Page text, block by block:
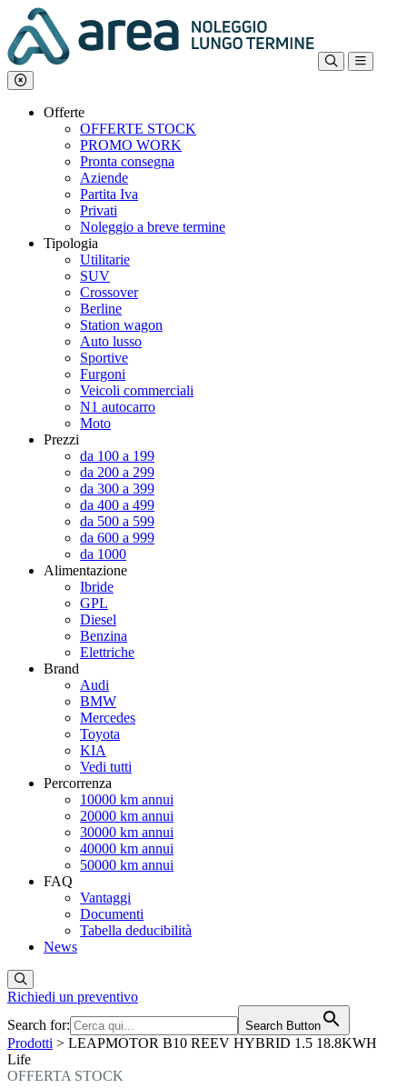
Offerte
OFFERTE STOCK
PROMO WORK
Pronta consegna
Aziende
Partita Iva
Privati
Noleggio a breve termine
Tipologia
Utilitarie
SUV
Crossover
Berline
Station wagon
Auto lusso
Sportive
Furgoni
Veicoli commerciali
N1 autocarro
Moto
Prezzi
da 100 a 199
da 200 a 299
da 300 a 399
da 400 a 499
da 500 a 599
da 600 a 999
da 1000
Alimentazione
Ibride
GPL
Diesel
Benzina
Elettriche
Brand
Audi
BMW
Mercedes
Toyota
KIA
Vedi tutti
Percorrenza
10000 km annui
20000 km annui
30000 km annui
40000 km annui
50000 km annui
FAQ
Vantaggi
Documenti
Tabella deducibilità
News
Richiedi un preventivo
Search for:
Search Button
Prodotti > LEAPMOTOR B10 REEV HYBRID 1.5 18.8KWH
Life
OFFERTA STOCK